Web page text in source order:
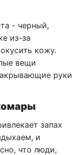
- черный,
из-за
кожу.
вещи
руки
запах
и
что люди,